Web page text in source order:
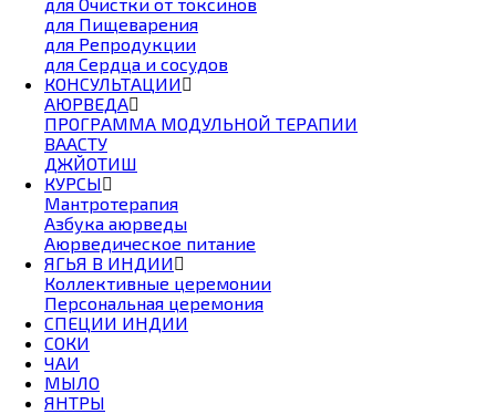
для Пищеварения
для Репродукции
для Сердца и сосудов
КОНСУЛЬТАЦИИ
АЮРВЕДА
ПРОГРАММА МОДУЛЬНОЙ ТЕРАПИИ
ВААСТУ
ДЖЙОТИШ
КУРСЫ
Мантротерапия
Азбука аюрведы
Аюрведическое питание
ЯГЬЯ В ИНДИИ
Коллективные церемонии
Персональная церемония
СПЕЦИИ ИНДИИ
СОКИ
ЧАИ
МЫЛО
ЯНТРЫ